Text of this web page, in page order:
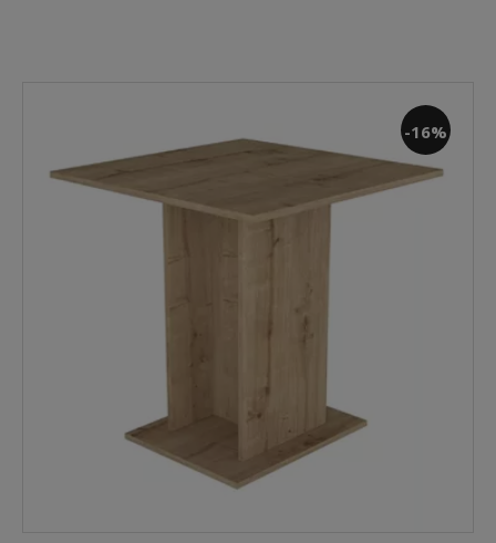
-16%